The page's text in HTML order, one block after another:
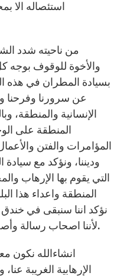
استئصاله الا
من ناحيته شدد
والأخوة للوقوف بوجه
بسيادة المطران في هذه
عن سرورنا وفرحنا
الإنسانية والمنطقة،
المنطقة على
المؤامرات والفتن
وديننا، ونؤكد مع
التي يقوم بها الإرهاب
المنطقة واعداء هذا
نؤكد اننا سنبقى في
لأننا اصحاب رسالة وأصحاب مبدأ يرتبط بإله ورب واحد.
انشاءالله نكون
الإرهابية الغريبة